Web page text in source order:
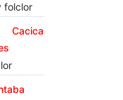
folclor
Cacica